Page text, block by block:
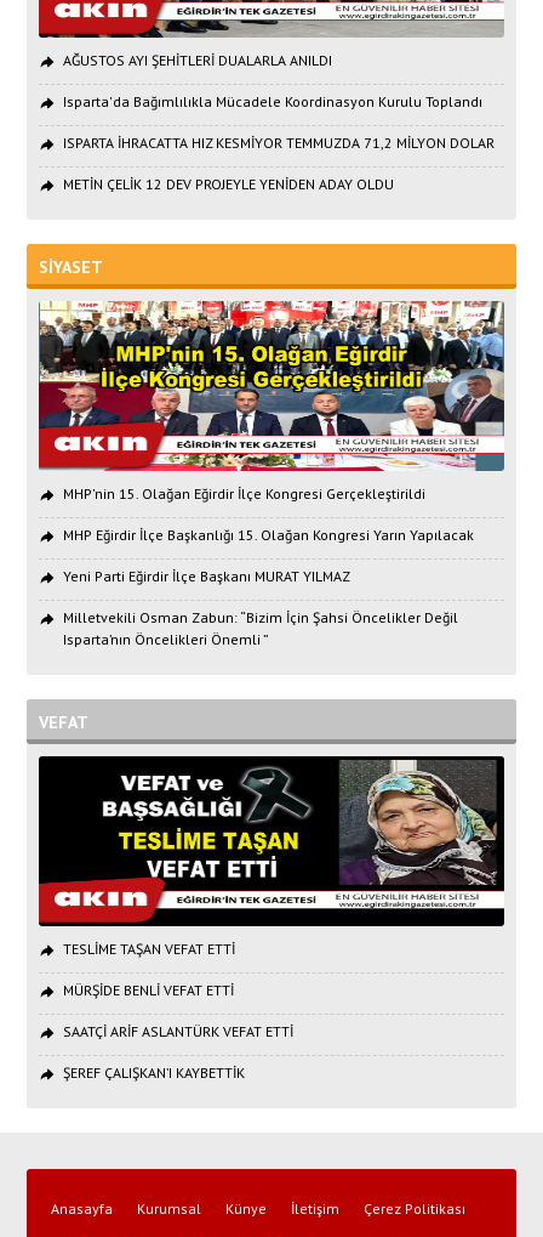
AĞUSTOS AYI ŞEHİTLERİ DUALARLA ANILDI
Isparta'da Bağımlılıkla Mücadele Koordinasyon Kurulu Toplandı
ISPARTA İHRACATTA HIZ KESMİYOR TEMMUZDA 71,2 MİLYON DOLAR
METİN ÇELİK 12 DEV PROJEYLE YENİDEN ADAY OLDU
SİYASET
MHP'nin 15. Olağan Eğirdir İlçe Kongresi Gerçekleştirildi
MHP Eğirdir İlçe Başkanlığı 15. Olağan Kongresi Yarın Yapılacak
Yeni Parti Eğirdir İlçe Başkanı MURAT YILMAZ
Milletvekili Osman Zabun: “Bizim İçin Şahsi Öncelikler Değil
Isparta’nın Öncelikleri Önemli ”
VEFAT
TESLİME TAŞAN VEFAT ETTİ
MÜRŞİDE BENLİ VEFAT ETTİ
SAATÇİ ARİF ASLANTÜRK VEFAT ETTİ
ŞEREF ÇALIŞKAN’I KAYBETTİK
Anasayfa Kurumsal Künye İletişim Çerez Politikası